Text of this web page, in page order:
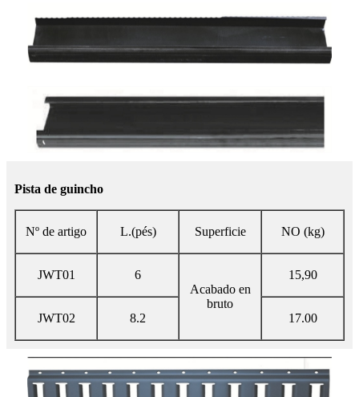
Pista de guincho
Nº de artigo L.(pés) Superficie NO (kg)
JWT01
6
Acabado en
bruto
15,90
JWT02 8.2 17.00